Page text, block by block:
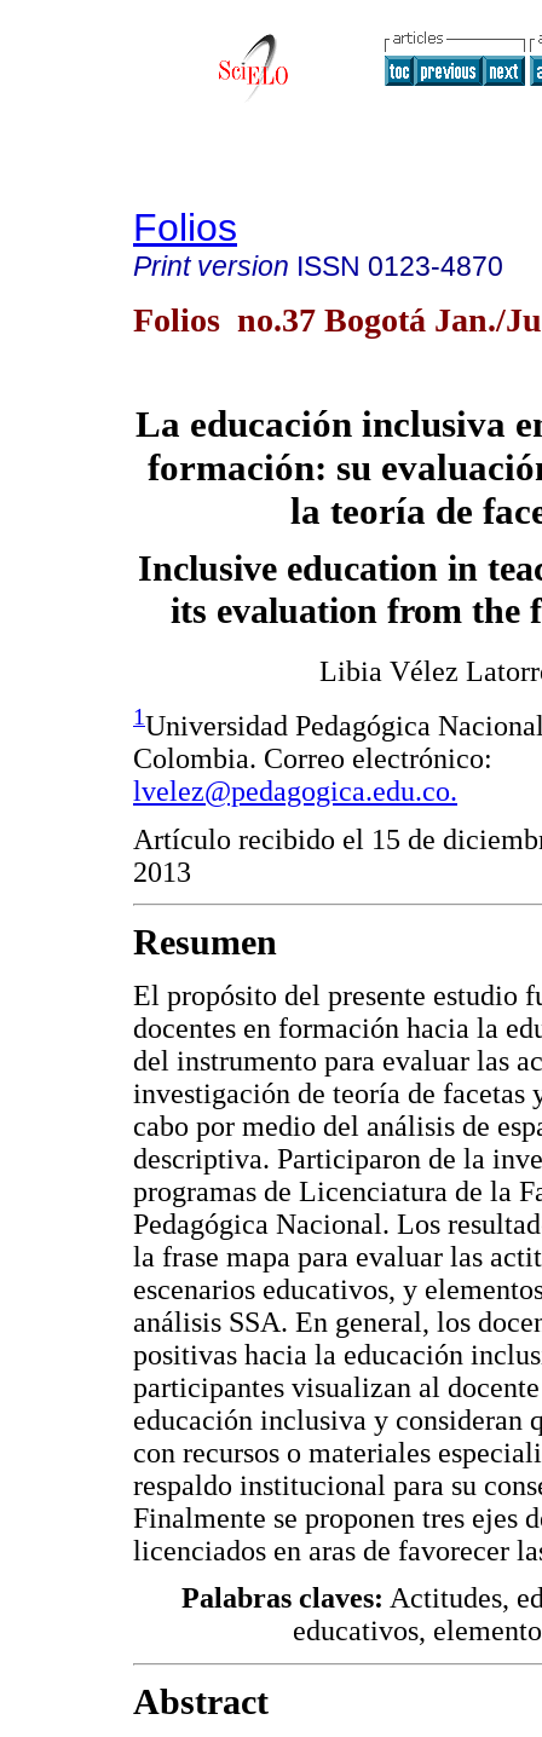
Folios
Print version ISSN 0123-4870
Folios no.37 Bogotá Jan./
La educación inclusiva
formación: su
la teoría de
Inclusive education in
its evaluation from the
Libia Vélez
1Universidad Pedagógica
Colombia. Correo electrónico:
lvelez@pedagogica.edu.co.
Artículo recibido el 15 de
2013
Resumen
El propósito del presente estudio
docentes en formación hacia la
del instrumento para evaluar las
investigación de teoría de
cabo por medio del análisis de
descriptiva. Participaron de la
programas de Licenciatura de la
Pedagógica Nacional. Los
la frase mapa para evaluar las
escenarios educativos, y
análisis SSA. En general, los
positivas hacia la educación
participantes visualizan al
educación inclusiva y consideran
con recursos o materiales
respaldo institucional para su
Finalmente se proponen tres ejes
licenciados en aras de favorecer
Palabras claves: Actitudes,
educativos,
Abstract